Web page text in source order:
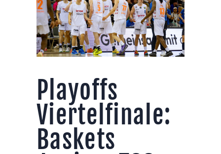
Playoffs
Viertelfinale:
Baskets